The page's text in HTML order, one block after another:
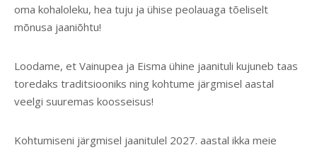
oma kohaloleku, hea tuju ja ühise peolauaga tõeliselt
mõnusa jaaniõhtu!
Loodame, et Vainupea ja Eisma ühine jaanituli kujuneb taas
toredaks traditsiooniks ning kohtume järgmisel aastal
veelgi suuremas koosseisus!
Kohtumiseni järgmisel jaanitulel 2027. aastal ikka meie